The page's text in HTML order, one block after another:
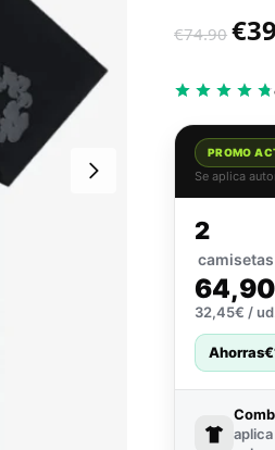
€74.90 €
PROMO
Se aplica
2
camisetas
32,45€ /
Ahorras€